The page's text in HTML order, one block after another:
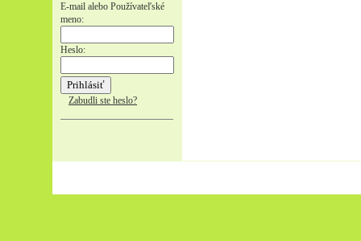
E-mail alebo Používateľské
meno:
Heslo:
Zabudli ste heslo?